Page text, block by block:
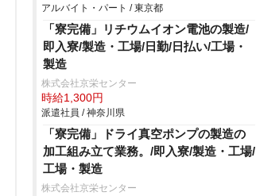
アルバイト・パート / 東京都
「寮完備」リチウムイオン電池の製造/
即入寮/製造・工場/日勤/日払い/工場・
製造
株式会社京栄センター
時給1,300円
派遣社員 / 神奈川県
「寮完備」ドライ真空ポンプの製造の
加工組み立て業務。/即入寮/製造・工場/
工場・製造
株式会社京栄センター